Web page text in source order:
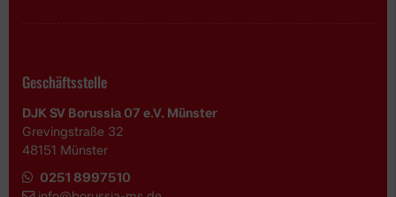
Geschäftsstelle
DJK SV Borussia 07 e.V. Münster
Grevingstraße 32
48151 Münster
0251 8997510